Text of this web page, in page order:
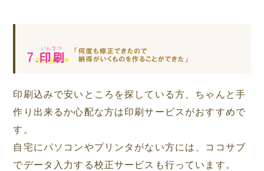
印刷込みで安いところを探している方、ちゃんと手
作り出来るか心配な方は印刷サービスがおすすめで
す。
自宅にパソコンやプリンタがない方には、ココサブ
でデータ入力する校正サービスも行っています。